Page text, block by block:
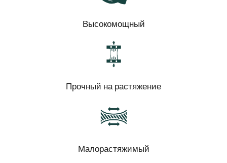
Высокомощный
Прочный на растяжение
Малорастяжимый